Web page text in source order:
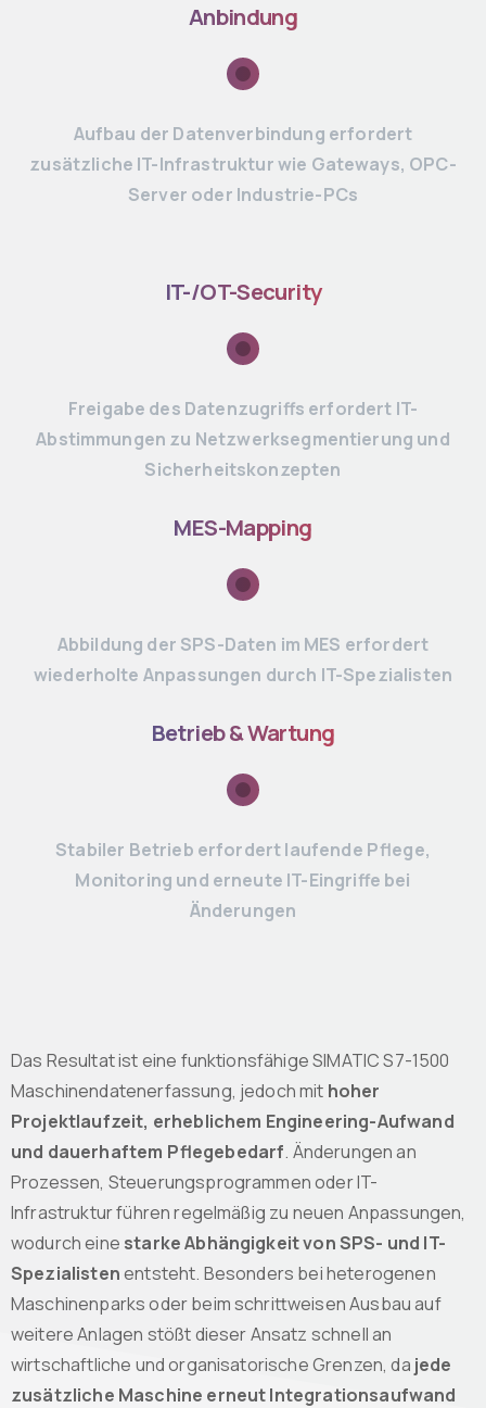
Anbindung
Aufbau der Datenverbindung erfordert
zusätzliche IT-Infrastruktur wie Gateways, OPC-
Server oder Industrie-PCs
IT-/OT-Security
Freigabe des Datenzugriffs erfordert IT-
Abstimmungen zu Netzwerksegmentierung und
Sicherheitskonzepten
MES-Mapping
Abbildung der SPS-Daten im MES erfordert
wiederholte Anpassungen durch IT-Spezialisten
Betrieb & Wartung
Stabiler Betrieb erfordert laufende Pflege,
Monitoring und erneute IT-Eingriffe bei
Änderungen
Das Resultat ist eine funktionsfähige SIMATIC S7-1500
Maschinendatenerfassung, jedoch mit hoher
Projektlaufzeit, erheblichem Engineering-Aufwand
und dauerhaftem Pflegebedarf. Änderungen an
Prozessen, Steuerungsprogrammen oder IT-
Infrastruktur führen regelmäßig zu neuen Anpassungen,
wodurch eine starke Abhängigkeit von SPS- und IT-
Spezialistenentsteht. Besonders bei heterogenen
Maschinenparks oder beim schrittweisen Ausbau auf
weitere Anlagen stößt dieser Ansatz schnell an
wirtschaftliche und organisatorische Grenzen, da jede
zusätzliche Maschine erneut Integrationsaufwand